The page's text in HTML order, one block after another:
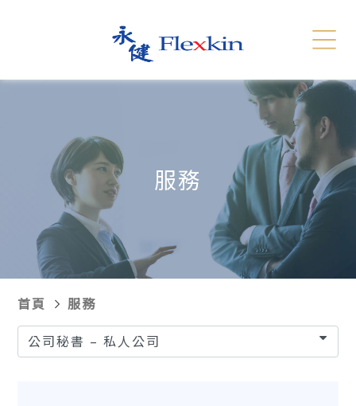
新聞發報
招聘
網站地圖
简体
服務
首頁
服務
公司秘書 – 私人公司